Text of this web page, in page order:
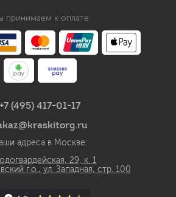
принимаем к оплате
+7 (495) 417-01-17
адреса в Москве:
29, к. 1
г.о., ул. Западная, стр. 100